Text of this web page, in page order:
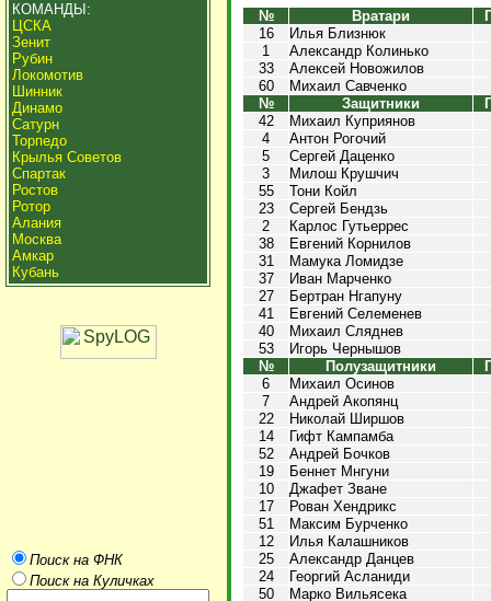
КОМАНДЫ:
ЦСКА
Зенит
Рубин
Локомотив
Шинник
Динамо
Сатурн
Торпедо
Крылья Советов
Спартак
Ростов
Ротор
Алания
Москва
Амкар
Кубань
Поиск на ФНК
Поиск на Куличках
№ Вратари
16
Илья Близнюк
1
Александр Колинько
33
Алексей Новожилов
60
Михаил Савченко
№
Защитники
42
Михаил Куприянов
4
Антон Рогочий
5
Сергей Даценко
3
Милош Крушчич
55
Тони Койл
23
Сергей Бендзь
2
Карлос Гутьеррес
38
Евгений Корнилов
31
Мамука Ломидзе
37
Иван Марченко
27
Бертран Нгапуну
41
Евгений Селеменев
40
Михаил Сляднев
53
Игорь Чернышов
№
Полузащитники
6
Михаил Осинов
7
Андрей Акопянц
22
Николай Ширшов
14
Гифт Кампамба
52
Андрей Бочков
19
Беннет Мнгуни
10
Джафет Зване
17
Рован Хендрикс
51
Максим Бурченко
12
Илья Калашников
25
Александр Данцев
24
Георгий Асланиди
50
Марко Вильясека